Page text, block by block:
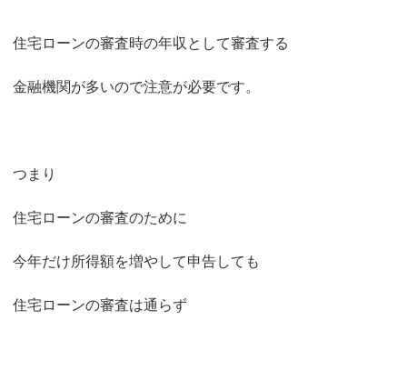
住宅ローンの審査時の年収として審査する
金融機関が多いので注意が必要です。
つまり
住宅ローンの審査のために
今年だけ所得額を増やして申告しても
住宅ローンの審査は通らず